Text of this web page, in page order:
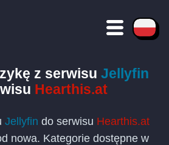
z serwisu Jellyfin
Hearthis.at
Jellyfin do serwisu Hearthis.at
nowa. Kategorie dostępne w